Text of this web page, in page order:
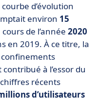
d’évolution
environ 15
de l’année 2020
en 2019. À ce titre, la
à l’essor du
récents
d’utilisateurs